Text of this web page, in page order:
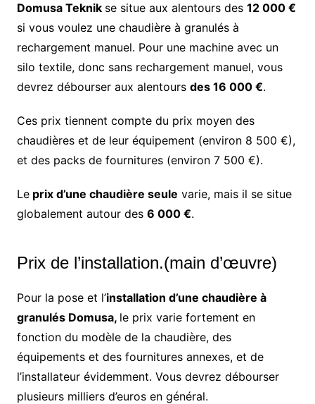
Domusa Teknik se situe aux alentours des 12 000 €
si vous voulez une chaudière à granulés à
rechargement manuel. Pour une machine avec un
silo textile, donc sans rechargement manuel, vous
devrez débourser aux alentours des 16 000 €.
Ces prix tiennent compte du prix moyen des
chaudières et de leur équipement (environ 8 500 €),
et des packs de fournitures (environ 7 500 €).
Leprix d’une chaudière seule varie, mais il se situe
globalement autour des 6 000 €.
Prix de l’installation.(main d’œuvre)
Pour la pose et l’installation d’une chaudière à
granulés Domusa, le prix varie fortement en
fonction du modèle de la chaudière, des
équipements et des fournitures annexes, et de
l’installateur évidemment. Vous devrez débourser
plusieurs milliers d’euros en général.